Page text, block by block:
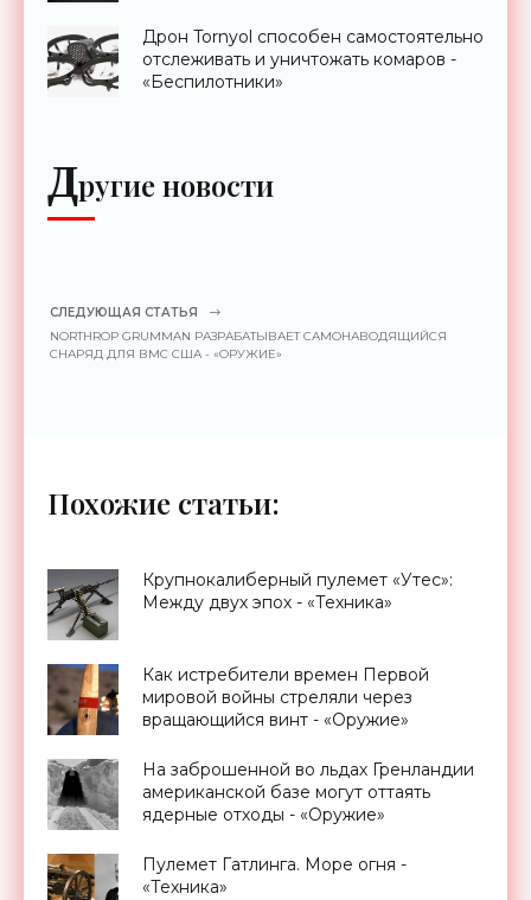
Дрон Tornyol способен самостоятельно
отслеживать и уничтожать комаров -
«Беспилотники»
Другие новости
СЛЕДУЮЩАЯ СТАТЬЯ
NORTHROP GRUMMAN РАЗРАБАТЫВАЕТ САМОНАВОДЯЩИЙСЯ
СНАРЯД ДЛЯ ВМС США - «ОРУЖИЕ»
Похожие статьи:
Крупнокалиберный пулемет «Утес»:
Между двух эпох - «Техника»
Как истребители времен Первой
мировой войны стреляли через
вращающийся винт - «Оружие»
На заброшенной во льдах Гренландии
американской базе могут оттаять
ядерные отходы - «Оружие»
Пулемет Гатлинга. Море огня -
«Техника»